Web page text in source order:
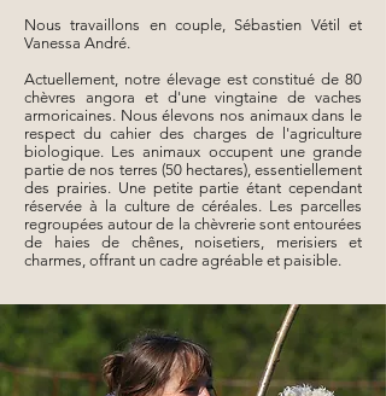
Nous travaillons en couple, Sébastien Vétil et
Vanessa André.
Actuellement, notre élevage est constitué de 80
chèvres angora et d'une vingtaine de vaches
armoricaines. Nous élevons nos animaux dans le
respect du cahier des charges de l'agriculture
biologique. Les animaux occupent une grande
partie de nos terres (50 hectares), essentiellement
des prairies. Une petite partie étant cependant
réservée à la culture de céréales. Les parcelles
regroupées autour de la chèvrerie sont entourées
de haies de chênes, noisetiers, merisiers et
charmes, offrant un cadre agréable et paisible.